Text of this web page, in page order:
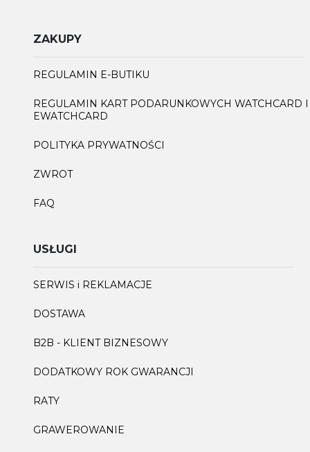
ZAKUPY
REGULAMIN E-BUTIKU
REGULAMIN KART PODARUNKOWYCH WATCHCARD I
EWATCHCARD
POLITYKA PRYWATNOŚCI
ZWROT
FAQ
USŁUGI
SERWIS i REKLAMACJE
DOSTAWA
B2B - KLIENT BIZNESOWY
DODATKOWY ROK GWARANCJI
RATY
GRAWEROWANIE